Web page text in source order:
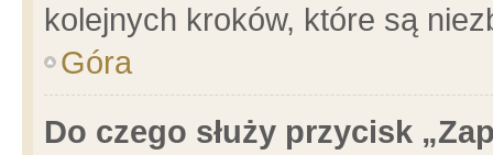
kolejnych kroków, które są
Góra
Do czego służy przycisk